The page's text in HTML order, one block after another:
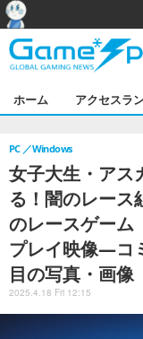
ホーム アクセスラ
女子大生・アス
る！闇のレース
のレースゲー
プレイ映像―コ
目の写真・画像
PC Windows
2025.4.18 Fri 12:15